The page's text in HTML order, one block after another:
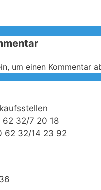
um einen Kommentar
62 32/7 20 18
62 32/14 23 92